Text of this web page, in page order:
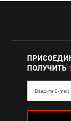
ПОЛУЧИТЬ
Введите E-mail